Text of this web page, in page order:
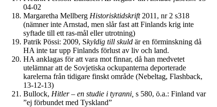
04-02
Margaretha Mellberg Historisktidskrift2011, nr 2 s318
(nämner inte Arnstad, men slår fast att Finlands krig inte
syftade till ett ras-mål eller utrotning)
Patrik Pössi: 2009, Skyldig till skuld är en förminskning då
HA inte tar upp Finlands förlust av liv och land.
HA anklagas för att vara mot finnar, då han medvetet
utelämnar att de Sovjetiska ockupanterna deporterade
karelerna från tidigare finskt område (Nebeltag, Flashback,
13-12-13)
Bullock, Hitler – en studie i tyranni, s 580, ö.a.: Finland var
”ej förbundet med Tyskland”